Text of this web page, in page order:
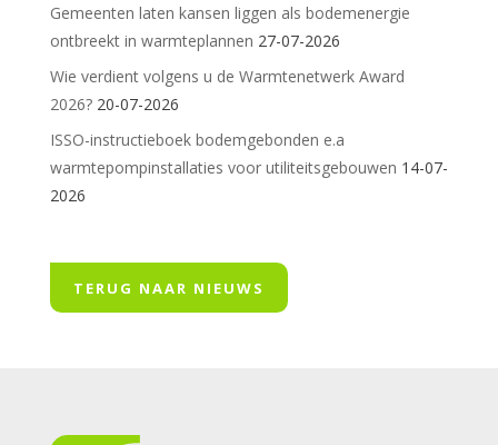
Gemeenten laten kansen liggen als bodemenergie
ontbreekt in warmteplannen 27-07-2026
Wie verdient volgens u de Warmtenetwerk Award
2026? 20-07-2026
ISSO-instructieboek bodemgebonden e.a
warmtepompinstallaties voor utiliteitsgebouwen 14-07-
2026
TERUG NAAR NIEUWS